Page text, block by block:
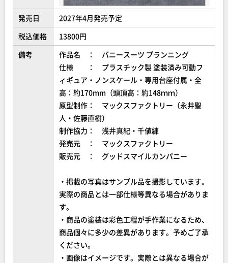
発売日
2027年4月発売予定
税込価格
13800円
備考
作品名 ： バニースーツ プランニング
仕様 ： プラスチック製 塗装済み可動フ
ィギュア・ノンスケール・専用台座付属・全
高：約170mm（頭頂高：約148ｍｍ）
原型制作： マックスファクトリー（永井聖
人・佐藤直樹）
制作協力： 浅井真紀・千値練
発売元 ： マックスファクトリー
販売元 ： グッドスマイルカンパニー
・掲載の写真はサンプル品を撮影しています。
実際の商品とは一部仕様等異なる場合がありま
す。
・商品の塗装は彩色工程が手作業になるため、
商品個々に多少の差異があります。予めご了承
ください。
・画像はイメージです。実際とは異なる場合が